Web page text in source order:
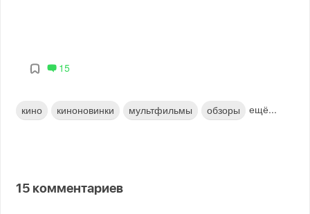
15
кино киноновинки мультфильмы обзоры ещё...
15 комментариев